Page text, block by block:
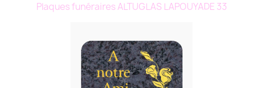
Plaques funéraires ALTUGLAS LAPOUYADE 33